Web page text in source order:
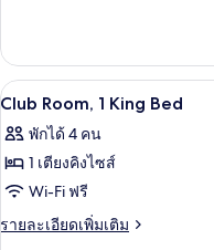
2
เตียง,
วิว
แม่น้ำ
เกี่ยว
กับ
ห้อง
เตียง
เดี่ยว
เตียง,
วิว
แม่น้ำ
เปิด
ภาพถ่าย
ทั้งหมด
ของ
Club
1
Club Room, 1 King Bed
พักได้ 4 คน
1 เตียงคิงไซส์
Wi-Fi ฟรี
รายละเอียดเพิ่มเติม
ราย